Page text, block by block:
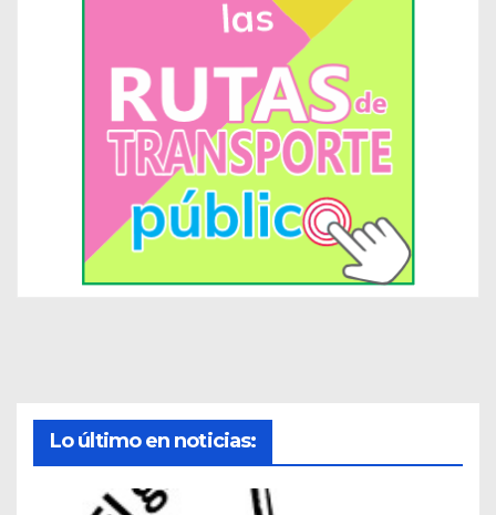
Lo último en noticias: